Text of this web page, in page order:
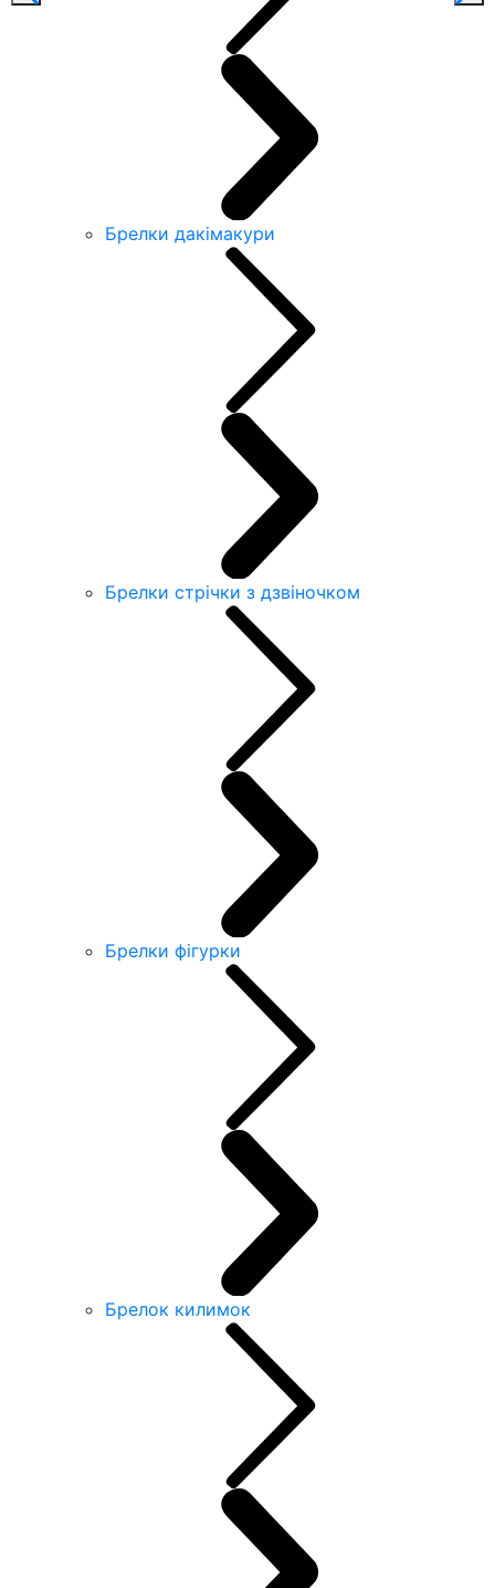
Брелки дакімакури
Брелки стрічки з дзвіночком
Брелки фігурки
Брелок килимок